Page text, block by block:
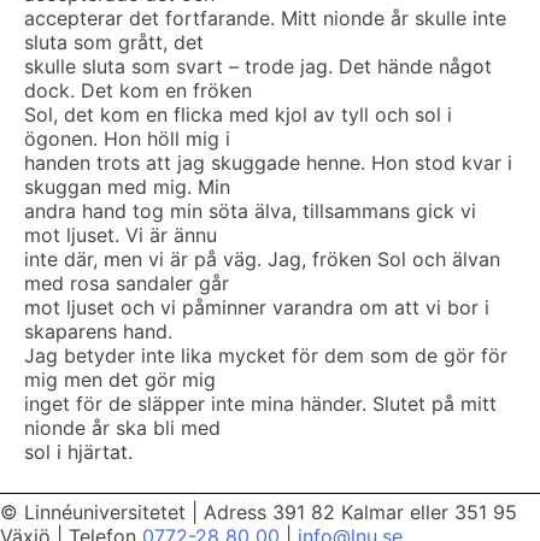
accepterar det fortfarande. Mitt nionde år skulle inte
sluta som grått, det
skulle sluta som svart – trode jag. Det hände något
dock. Det kom en fröken
Sol, det kom en flicka med kjol av tyll och sol i
ögonen. Hon höll mig i
handen trots att jag skuggade henne. Hon stod kvar i
skuggan med mig. Min
andra hand tog min söta älva, tillsammans gick vi
mot ljuset. Vi är ännu
inte där, men vi är på väg. Jag, fröken Sol och älvan
med rosa sandaler går
mot ljuset och vi påminner varandra om att vi bor i
skaparens hand.
Jag betyder inte lika mycket för dem som de gör för
mig men det gör mig
inget för de släpper inte mina händer. Slutet på mitt
nionde år ska bli med
sol i hjärtat.
© Linnéuniversitetet
Adress 391 82 Kalmar eller 351 95
Växjö
Telefon 0772-28 80 00 info@lnu.se